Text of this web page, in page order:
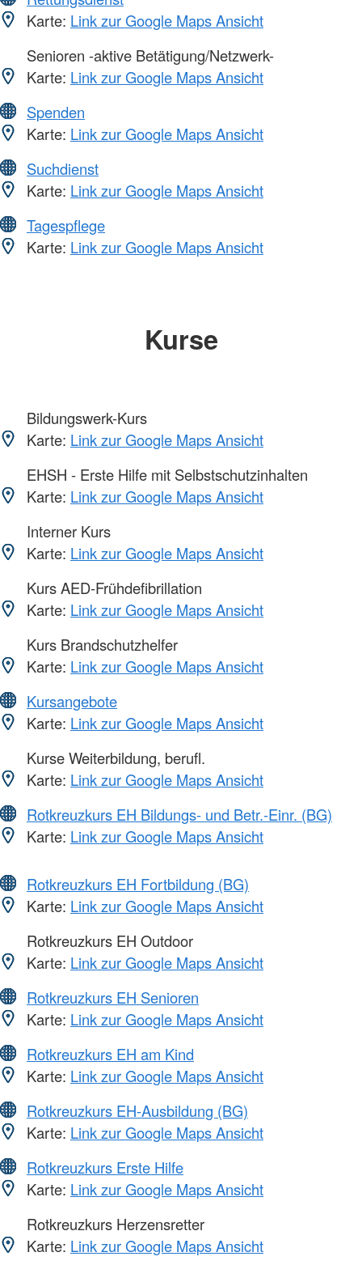
Karte: Link zur Google Maps Ansicht
Senioren -aktive Betätigung/Netzwerk-
Karte: Link zur Google Maps Ansicht
Spenden
Karte: Link zur Google Maps Ansicht
Suchdienst
Karte: Link zur Google Maps Ansicht
Tagespflege
Karte: Link zur Google Maps Ansicht
Kurse
Bildungswerk-Kurs
Karte: Link zur Google Maps Ansicht
EHSH - Erste Hilfe mit Selbstschutzinhalten
Karte: Link zur Google Maps Ansicht
Interner Kurs
Karte: Link zur Google Maps Ansicht
Kurs AED-Frühdefibrillation
Karte: Link zur Google Maps Ansicht
Kurs Brandschutzhelfer
Karte: Link zur Google Maps Ansicht
Kursangebote
Karte: Link zur Google Maps Ansicht
Kurse Weiterbildung, berufl.
Karte: Link zur Google Maps Ansicht
Rotkreuzkurs EH Bildungs- und Betr.-Einr. (BG)
Karte: Link zur Google Maps Ansicht
Rotkreuzkurs EH Fortbildung (BG)
Karte: Link zur Google Maps Ansicht
Rotkreuzkurs EH Outdoor
Karte: Link zur Google Maps Ansicht
Rotkreuzkurs EH Senioren
Karte: Link zur Google Maps Ansicht
Rotkreuzkurs EH am Kind
Karte: Link zur Google Maps Ansicht
Rotkreuzkurs EH-Ausbildung (BG)
Karte: Link zur Google Maps Ansicht
Rotkreuzkurs Erste Hilfe
Karte: Link zur Google Maps Ansicht
Rotkreuzkurs Herzensretter
Karte: Link zur Google Maps Ansicht